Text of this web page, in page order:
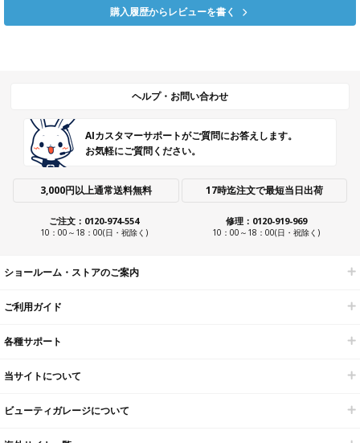
購入履歴からレビューを書く
ヘルプ・お問い合わせ
AIカスタマーサポートがご質問にお答えします。
お気軽にご質問ください。
3,000円以上通常送料無料 17時迄注文で最短当日出荷
ご注文：0120-974-554
10：00～18：00(日・祝除く)
修理：0120-919-969
10：00～18：00(日・祝除く)
ショールーム・ストアのご案内
ご利用ガイド
各種サポート
当サイトについて
ビューティガレージについて